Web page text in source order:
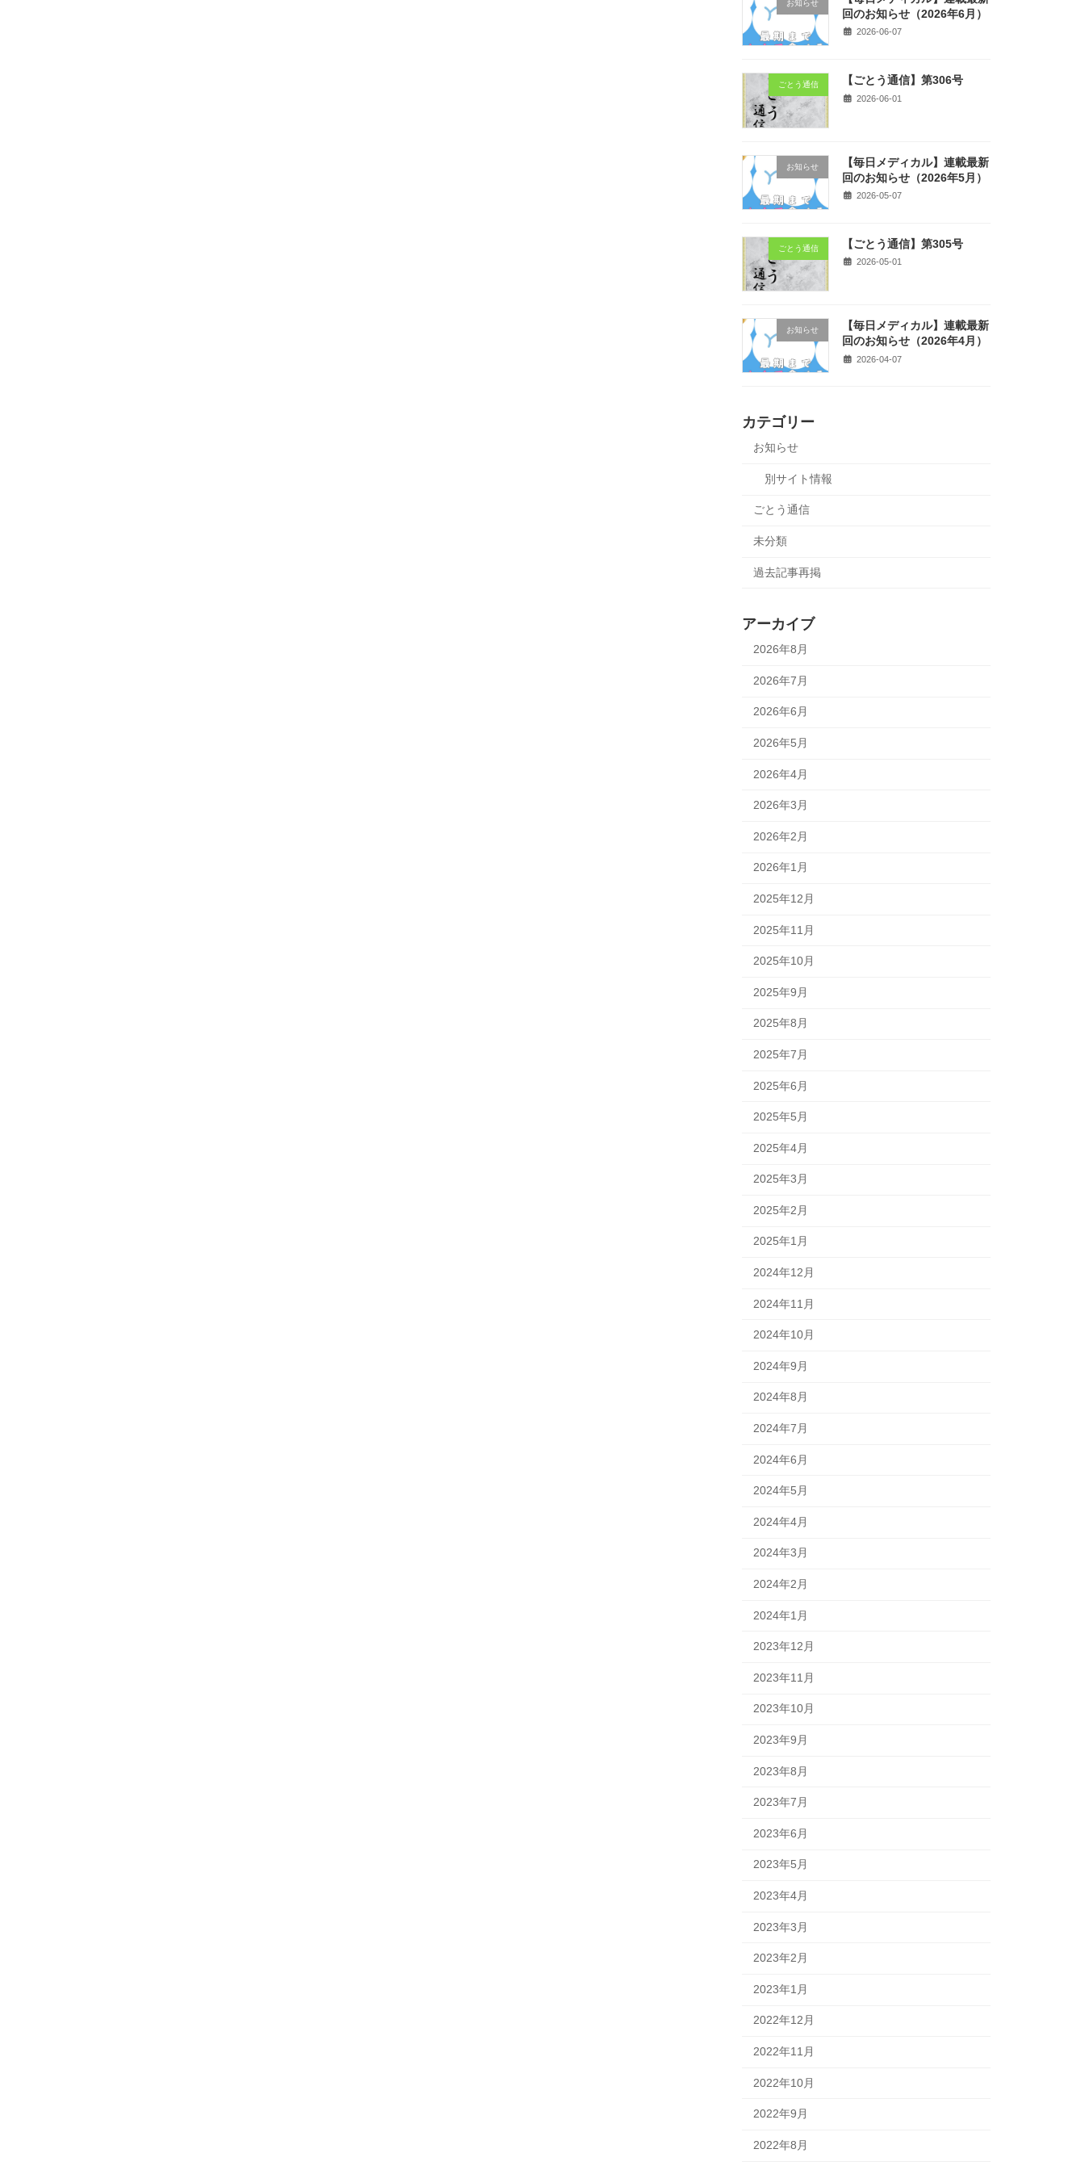
お知らせ
回のお知らせ（2026年6月）
2026-06-07
ごとう通信 【ごとう通信】第306号
2026-06-01
お知らせ
【毎日メディカル】連載最新
回のお知らせ（2026年5月）
2026-05-07
ごとう通信 【ごとう通信】第305号
2026-05-01
お知らせ
【毎日メディカル】連載最新
回のお知らせ（2026年4月）
2026-04-07
カテゴリー
お知らせ
別サイト情報
ごとう通信
未分類
過去記事再掲
アーカイブ
2026年8月
2026年7月
2026年6月
2026年5月
2026年4月
2026年3月
2026年2月
2026年1月
2025年12月
2025年11月
2025年10月
2025年9月
2025年8月
2025年7月
2025年6月
2025年5月
2025年4月
2025年3月
2025年2月
2025年1月
2024年12月
2024年11月
2024年10月
2024年9月
2024年8月
2024年7月
2024年6月
2024年5月
2024年4月
2024年3月
2024年2月
2024年1月
2023年12月
2023年11月
2023年10月
2023年9月
2023年8月
2023年7月
2023年6月
2023年5月
2023年4月
2023年3月
2023年2月
2023年1月
2022年12月
2022年11月
2022年10月
2022年9月
2022年8月